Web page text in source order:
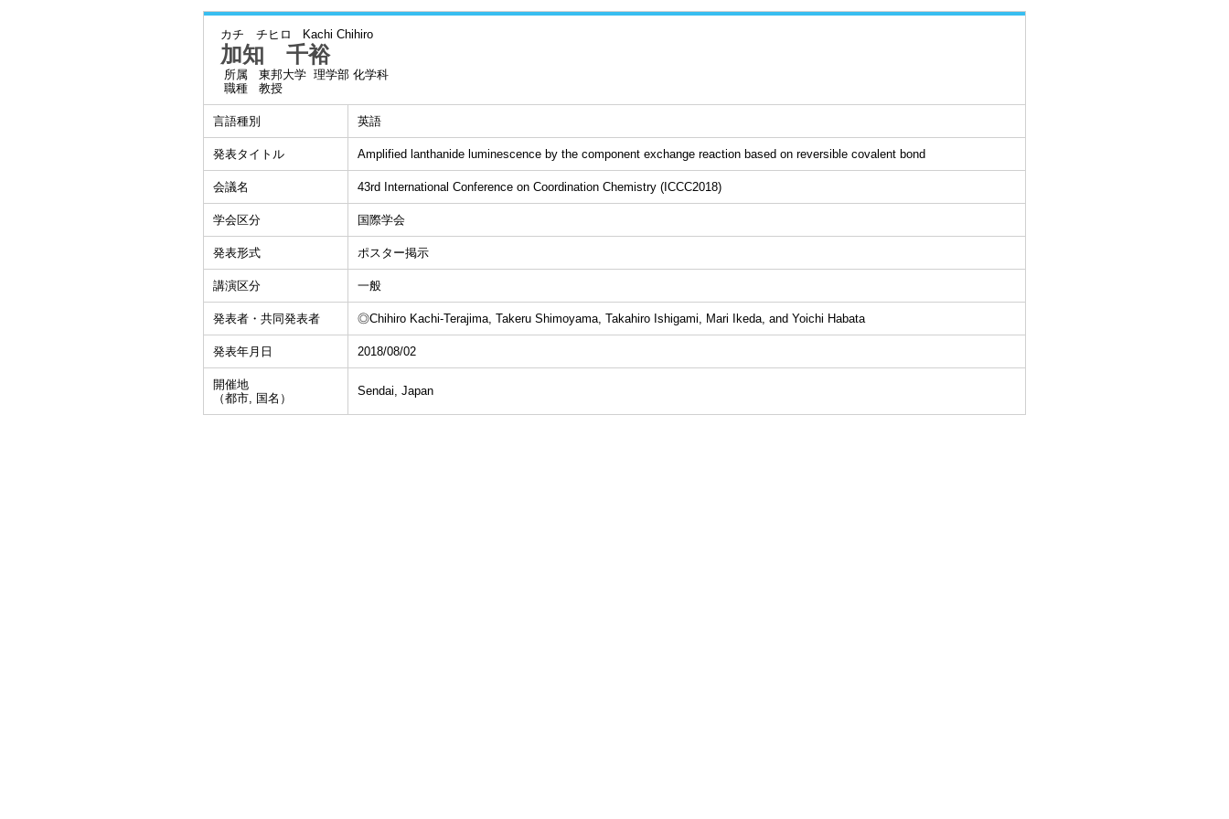
カチ チヒロ Kachi Chihiro
加知 千裕
所属
東邦大学 理学部 化学科
職種
教授
言語種別 英語
発表タイトル Amplified lanthanide luminescence by the component exchange reaction based on reversible covalent bond
会議名 43rd International Conference on Coordination Chemistry (ICCC2018)
学会区分 国際学会
発表形式 ポスター掲示
講演区分 一般
発表者・共同発表者 ◎Chihiro Kachi-Terajima, Takeru Shimoyama, Takahiro Ishigami, Mari Ikeda, and Yoichi Habata
発表年月日 2018/08/02
開催地
（都市, 国名）
Sendai, Japan